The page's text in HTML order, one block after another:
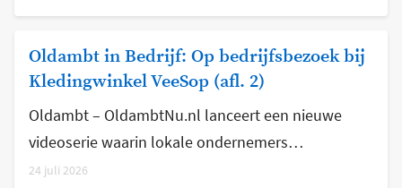
Oldambt in Bedrijf: Op bedrijfsbezoek bij
Kledingwinkel VeeSop (afl. 2)
Oldambt – OldambtNu.nl lanceert een nieuwe
videoserie waarin lokale ondernemers…
24 juli 2026